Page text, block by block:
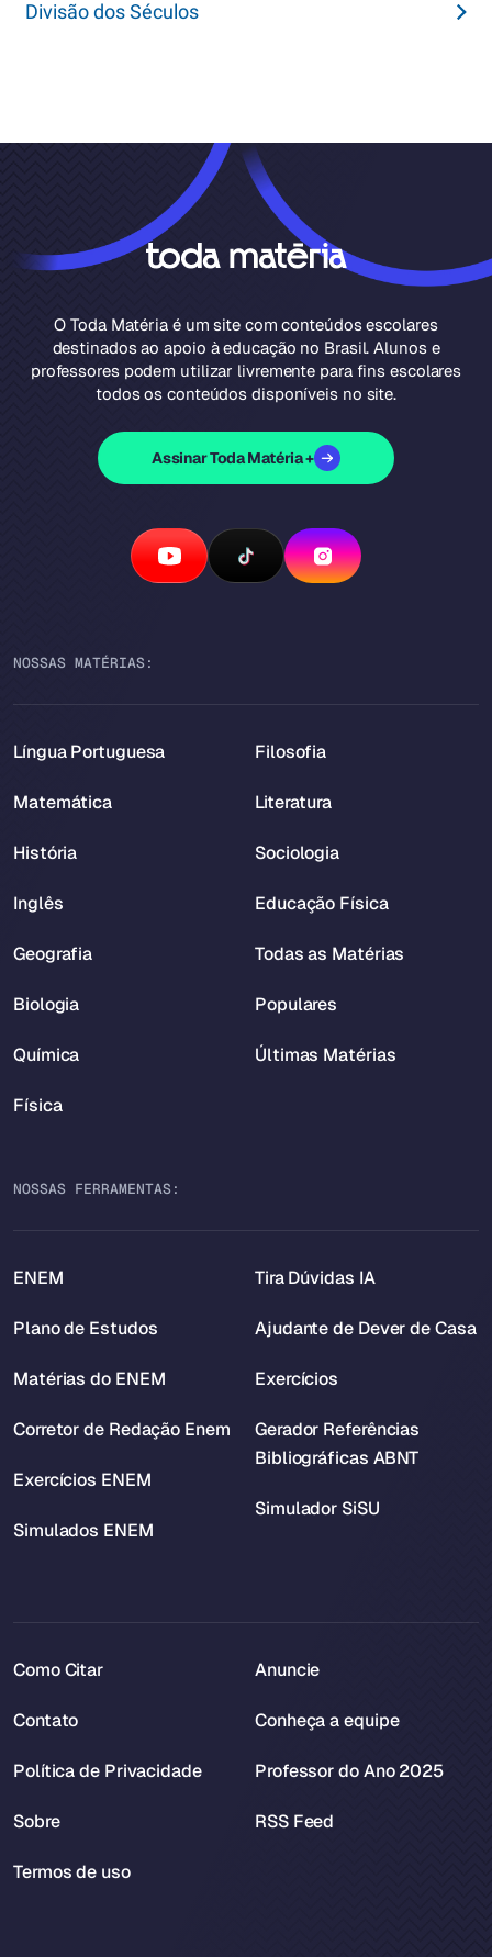
Divisão dos Séculos
O Toda Matéria é um site com conteúdos escolares
destinados ao apoio à educação no Brasil. Alunos e
professores podem utilizar livremente para fins escolares
todos os conteúdos disponíveis no site.
Assinar Toda Matéria +
NOSSAS MATÉRIAS:
Língua Portuguesa
Matemática
História
Inglês
Geografia
Biologia
Química
Física
Filosofia
Literatura
Sociologia
Educação Física
Todas as Matérias
Populares
Últimas Matérias
NOSSAS FERRAMENTAS:
ENEM
Plano de Estudos
Matérias do ENEM
Corretor de Redação Enem
Exercícios ENEM
Simulados ENEM
Tira Dúvidas IA
Ajudante de Dever de Casa
Exercícios
Gerador Referências
Bibliográficas ABNT
Simulador SiSU
Como Citar
Contato
Política de Privacidade
Sobre
Termos de uso
Anuncie
Conheça a equipe
Professor do Ano 2025
RSS Feed